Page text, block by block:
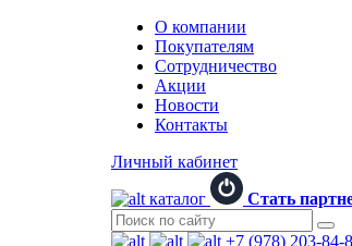
О компании
Покупателям
Сотрудничество
Акции
Новости
Контакты
Личный кабинет
каталог
Стать
+7 (978) 203-84-